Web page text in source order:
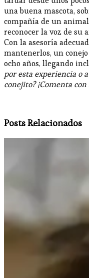
una buena mascota,
compañía de un
reconocer la voz de su
Con la asesoría
mantenerlos, un
ocho años, llegando
por esta experiencia o
conejito? ¡Comenta
Posts Relacionados